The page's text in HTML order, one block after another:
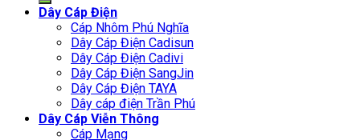
Dây Cáp Điện
Cáp Nhôm Phú Nghĩa
Dây Cáp Điện Cadisun
Dây Cáp Điện Cadivi
Dây Cáp Điện SangJin
Dây Cáp Điện TAYA
Dây cáp điện Trần Phú
Dây Cáp Viễn Thông
Cáp Mạng